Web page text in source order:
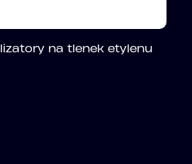
na tlenek etylenu